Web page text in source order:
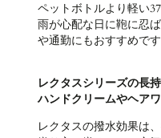
ペットボトルより軽い
雨が心配な日に鞄に忍
や通勤にもおすすめです
レクタスシリーズの長持
ハンドクリームやヘア
レクタスの撥水効果は